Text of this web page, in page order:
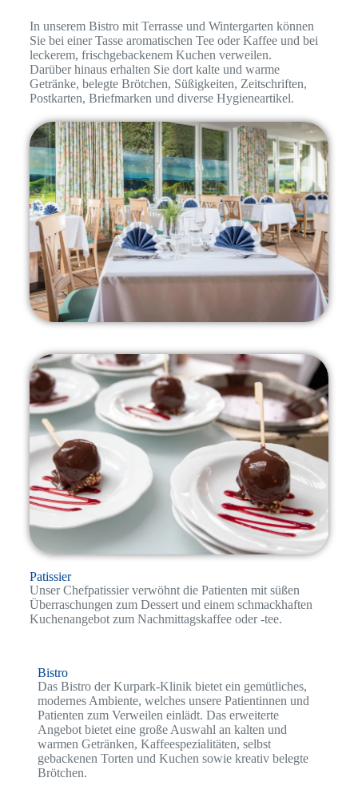
In unserem Bistro mit Terrasse und Wintergarten können
Sie bei einer Tasse aromatischen Tee oder Kaffee und bei
leckerem, frischgebackenem Kuchen verweilen.
Darüber hinaus erhalten Sie dort kalte und warme
Getränke, belegte Brötchen, Süßigkeiten, Zeitschriften,
Postkarten, Briefmarken und diverse Hygieneartikel.
Patissier
Unser Chefpatissier verwöhnt die Patienten mit süßen
Überraschungen zum Dessert und einem schmackhaften
Kuchenangebot zum Nachmittagskaffee oder -tee.
Bistro
Das Bistro der Kurpark-Klinik bietet ein gemütliches,
modernes Ambiente, welches unsere Patientinnen und
Patienten zum Verweilen einlädt. Das erweiterte
Angebot bietet eine große Auswahl an kalten und
warmen Getränken, Kaffeespezialitäten, selbst
gebackenen Torten und Kuchen sowie kreativ belegte
Brötchen.